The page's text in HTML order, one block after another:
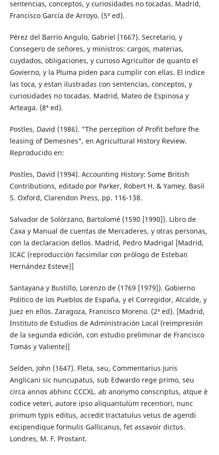
sentencias, conceptos, y curiosidades no tocadas. Madrid,
Francisco García de Arroyo. (5ª ed).
Pérez del Barrio Angulo, Gabriel (1667). Secretario, y
Consegero de señores, y ministros: cargos, materias,
cuydados, obligaciones, y curioso Agricultor de quanto el
Govierno, y la Pluma piden para cumplir con ellas. El indice
las toca, y estan ilustradas con sentencias, conceptos, y
curiosidades no tocadas. Madrid, Mateo de Espinosa y
Arteaga. (8ª ed).
Postles, David (1986). "The perception of Profit before fhe
leasing of Demesnes", en Agricultural History Review.
Reproducido en:
Postles, David (1994). Accounting History: Some British
Contributions, editado por Parker, Robert H. & Yamey, Basil
S. Oxford, Clarendon Press, pp. 116-138.
Salvador de Solórzano, Bartolomé (1590 [1990]). Libro de
Caxa y Manual de cuentas de Mercaderes, y otras personas,
con la declaracion dellos. Madrid, Pedro Madrigal [Madrid,
ICAC (reproducción facsimilar con prólogo de Esteban
Hernández Esteve)]
Santayana y Bustillo, Lorenzo de (1769 [1979]). Gobierno
Politico de los Pueblos de España, y el Corregidor, Alcalde, y
Juez en ellos. Zaragoza, Francisco Moreno. (2ª ed). [Madrid,
Instituto de Estudios de Administración Local (reimpresión
de la segunda edición, con estudio preliminar de Francisco
Tomás y Valiente)]
Selden, John (1647). Fleta, seu, Commentarius Juris
Anglicani sic nuncupatus, sub Edwardo rege primo, seu
circa annos abhinc CCCXL. ab anonymo conscriptus, atque è
codice veteri, autore ipso aliquantulùm recentiori, nunc
primum typis editus, accedit tractatulus vetus de agendi
excipendique formulis Gallicanus, fet assavoir dictus.
Londres, M. F. Prostant.